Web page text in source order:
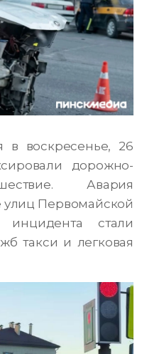
в воскресенье, 26
дорожно-
Авария
улиц Первомайской
инцидента стали
такси и легковая